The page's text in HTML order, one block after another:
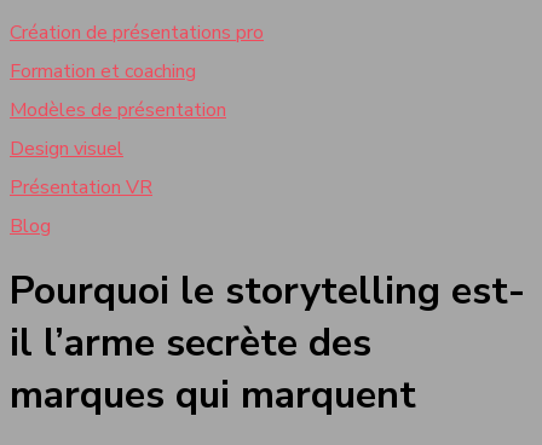
Création de présentations pro
Formation et coaching
Modèles de présentation
Design visuel
Présentation VR
Blog
Pourquoi le storytelling est-
il l’arme secrète des
marques qui marquent